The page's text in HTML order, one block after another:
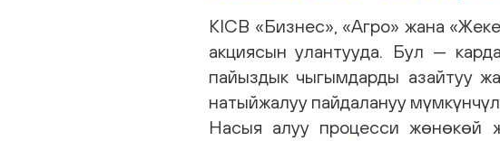
KICB «Бизнес», «Агро» жана
акциясын улантууда. Бул —
пайыздык чыгымдарды азайтуу
натыйжалуу пайдалануу
Насыя алуу процесси жөнөкөй